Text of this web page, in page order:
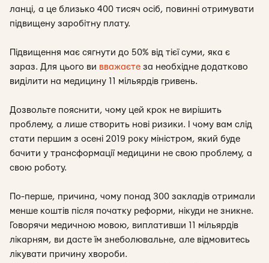
ланці, а це близько 400 тисяч осіб, повинні отримувати
підвищену заробітну плату.
Підвищення має сягнути до 50% від тієї суми, яка є
зараз. Для цього ви вважаєте за необхідне додатково
виділити на медицину 11 мільярдів гривень.
Дозвольте пояснити, чому цей крок не вирішить
проблему, а лише створить нові ризики. І чому вам слід
стати першим з осені 2019 року міністром, який буде
бачити у трансформації медицини не свою проблему, а
свою роботу.
По-перше, причина, чому понад 300 закладів отримали
менше коштів після початку реформи, нікуди не зникне.
Говорячи медичною мовою, виплативши 11 мільярдів
лікарням, ви дасте їм знеболювальне, але відмовитесь
лікувати причину хвороби.